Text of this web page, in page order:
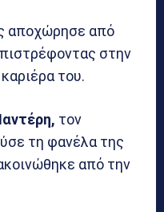
αποχώρησε από
στην
του.
τον
τη φανέλα της
από την